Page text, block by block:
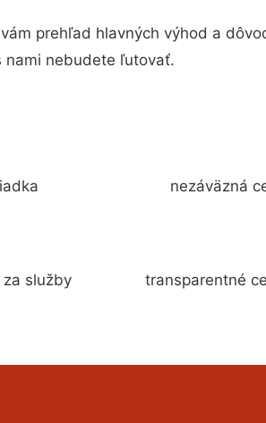
prehľad hlavných výhod a
nami nebudete ľutovať.
nezáväzná
služby transparentné